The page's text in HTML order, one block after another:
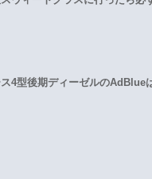
4型後期ディーゼルのAdBlue